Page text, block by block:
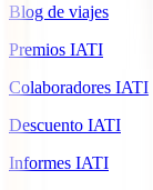
Blog de viajes
Premios IATI
Colaboradores IATI
Descuento IATI
Informes IATI